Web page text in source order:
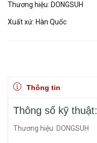
Thương hiệu: DONGSUH
Xuất xứ: Hàn Quốc
Thông tin
Thông số kỹ thuật:
Thương hiệu: DONGSUH